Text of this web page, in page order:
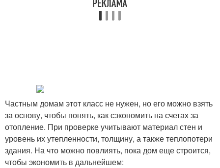
Частным домам этот класс не нужен, но его можно взять
за основу, чтобы понять, как сэкономить на счетах за
отопление. При проверке учитывают материал стен и
уровень их утепленности, толщину, а также теплопотери
здания. На что можно повлиять, пока дом еще строится,
чтобы экономить в дальнейшем: